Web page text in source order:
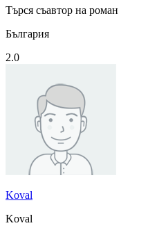
Търся съавтор на роман
България
2.0
Koval
Koval